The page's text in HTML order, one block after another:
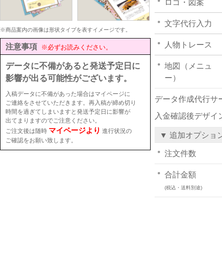
※商品案内の画像は形状タイプを表すイメージです。
注意事項 ※必ずお読みください。
データに不備があると発送予定日に
影響が出る可能性がございます。
入稿データに不備があった場合はマイページに
ご連絡をさせていただきます。再入稿が締め切り
時間を過ぎてしまいますと発送予定日に影響が
出てまりますのでご注意ください。
ご注文後は随時 マイページより 進行状況の
ご確認をお願い致します。
ロゴ・図案
文字代行入力
人物トレース
地図（メニュ
ー）
データ作成代行サ
入金確認後デザイ
▼ 追加オプショ
注文件数
合計金額
(税込・送料別途)